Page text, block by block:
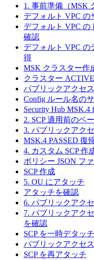
1. 事前準備（MSK
デフォルト VPC
デフォルト VPC の
確認
デフォルト VPC
得
MSK クラスター作
クラスター
パブリックアクセ
Config ルール名の
Security Hub MSK.4
2. SCP 適用前のベ
3. パブリックアク
MSK.4 PASSED 復
4. カスタム SCP 作
ポリシー JSON フ
SCP 作成
5. OU にアタッチ
アタッチを確認
6. パブリックアク
7. パブリックアク
を確認
SCP を一時デタッチ
パブリックアクセ
SCP を再アタッチ